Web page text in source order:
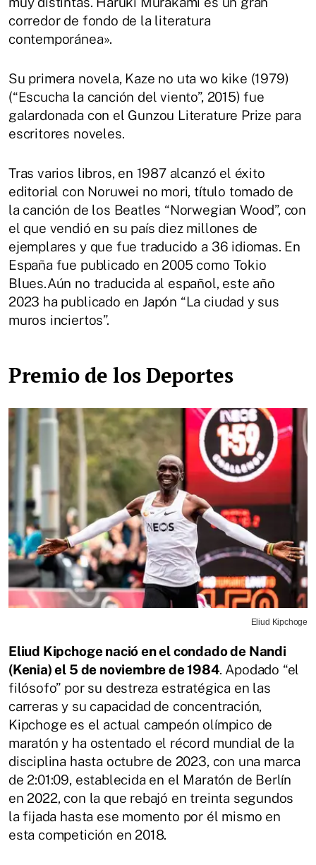
corredor de fondo de la literatura
contemporánea».
Su primera novela, Kaze no uta wo kike (1979)
(“Escucha la canción del viento”, 2015) fue
galardonada con el Gunzou Literature Prize para
escritores noveles.
Tras varios libros, en 1987 alcanzó el éxito
editorial con Noruwei no mori, título tomado de
la canción de los Beatles “Norwegian Wood”, con
el que vendió en su país diez millones de
ejemplares y que fue traducido a 36 idiomas. En
España fue publicado en 2005 como Tokio
Blues.Aún no traducida al español, este año
2023 ha publicado en Japón “La ciudad y sus
muros inciertos”.
Premio de los Deportes
Eliud Kipchoge
Eliud Kipchoge nació en el condado de Nandi
(Kenia) el 5 de noviembre de 1984. Apodado “el
filósofo” por su destreza estratégica en las
carreras y su capacidad de concentración,
Kipchoge es el actual campeón olímpico de
maratón y ha ostentado el récord mundial de la
disciplina hasta octubre de 2023, con una marca
de 2:01:09, establecida en el Maratón de Berlín
en 2022, con la que rebajó en treinta segundos
la fijada hasta ese momento por él mismo en
esta competición en 2018.